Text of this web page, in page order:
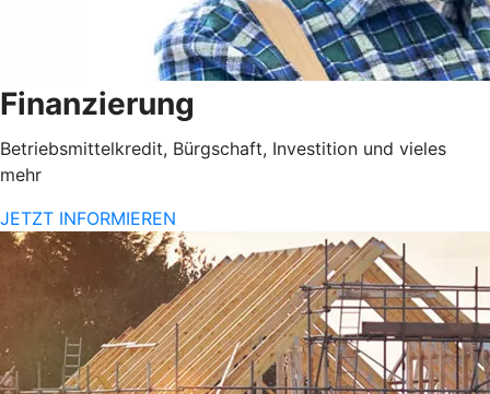
Finanzierung
Betriebsmittelkredit, Bürgschaft, Investition und vieles
mehr
JETZT INFORMIEREN